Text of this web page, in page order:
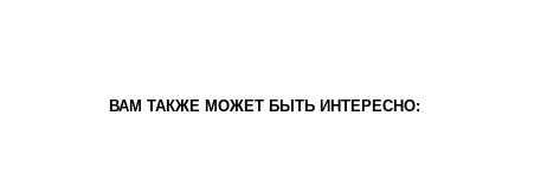
ВАМ ТАКЖЕ МОЖЕТ БЫТЬ ИНТЕРЕСНО: